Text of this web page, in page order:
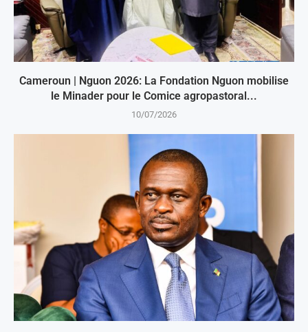
Cameroun | Nguon 2026: La Fondation Nguon mobilise
le Minader pour le Comice agropastoral...
10/07/2026